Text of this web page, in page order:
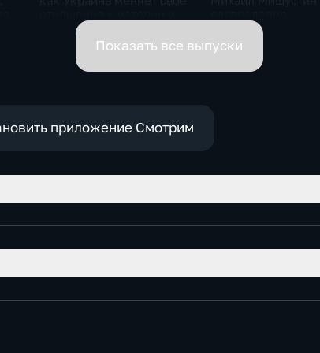
почему
обязанности вице-
премьеров
Показать все выпуски
приложение Смотрим